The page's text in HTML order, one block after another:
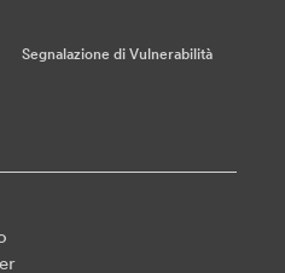
Segnalazione di Vulnerabilità